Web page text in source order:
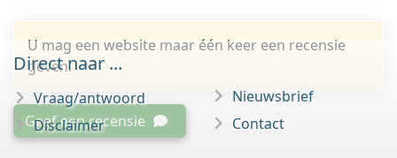
U mag een website maar één keer een recensie
geven.
Geef een recensie
Direct naar ...
Vraag/antwoord
Disclaimer
Nieuwsbrief
Contact